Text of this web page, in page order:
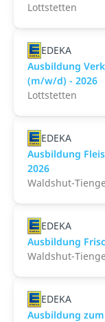
Lottstetten
EDEKA
Ausbildung
(m/w/d) - 2026
Lottstetten
EDEKA
Ausbildung
2026
Waldshut-
EDEKA
Ausbildung
Waldshut-
EDEKA
Ausbildung